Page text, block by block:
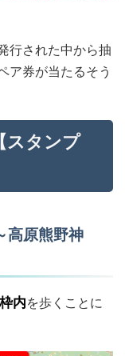
行された中から抽
ア券が当たるそう
スタンプ
高原熊野神
内を歩くことに